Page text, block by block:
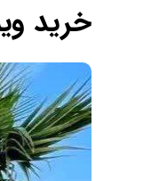
خرید ویلا در رویان